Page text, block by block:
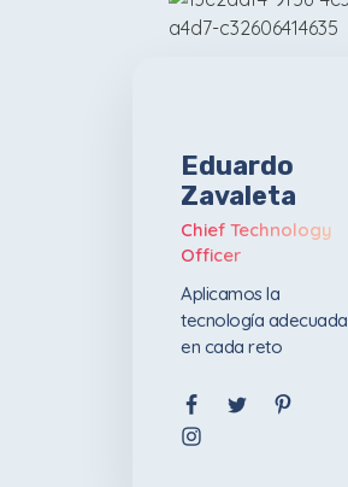
Eduardo
Zavaleta
Chief Technology
Officer
Aplicamos la
tecnología adecuada
en cada reto